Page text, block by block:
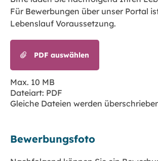
Für Bewerbungen über unser Portal
Lebenslauf Voraussetzung.
PDF auswählen
Max. 10 MB
Dateiart: PDF
Gleiche Dateien werden
Bewerbungsfoto